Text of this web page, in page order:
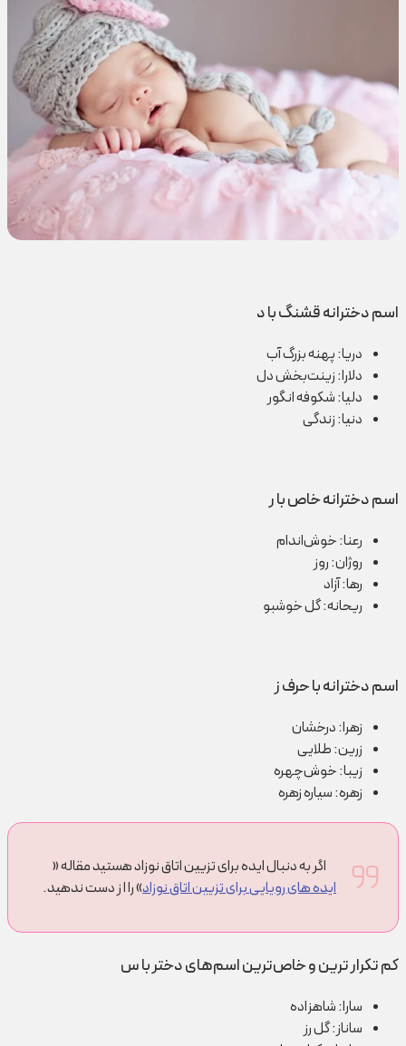
اسم دخترانه قشنگ با د
دریا: پهنه بزرگ آب
دلارا: زینت‌بخش دل
دلیا: شکوفه انگور
دنیا: زندگی
اسم دخترانه خاص با ر
رعنا: خوش‌اندام
روژان: روز
رها: آزاد
ریحانه: گل خوشبو
اسم دخترانه با حرف ز
زهرا: درخشان
زرین: طلایی
زیبا: خوش‌چهره
زهره: سیاره زهره
اگر به دنبال ایده برای تزیین اتاق نوزاد هستید مقاله «
ایده های رویایی برای تزیین اتاق نوزاد» را ا ز دست ندهید.
کم تکرار ترین و خاص‌ترین اسم‌های دختر با س
سارا: شاهزاده
ساناز: گل رز